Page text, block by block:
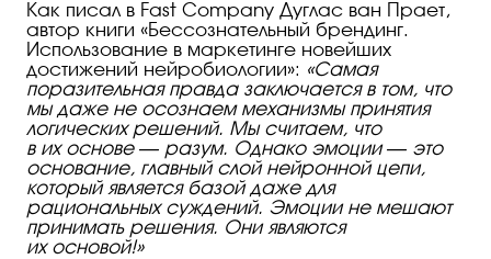
Как писал в Fast Company Дуглас ван Прает,
автор книги «Бессознательный брендинг.
Использование в маркетинге новейших
достижений нейробиологии»: «Самая
поразительная правда заключается в том, что
мы даже не осознаем механизмы принятия
логических решений. Мы считаем, что
в их основе — разум. Однако эмоции — это
основание, главный слой нейронной цепи,
который является базой даже для
рациональных суждений. Эмоции не мешают
принимать решения. Они являются
их основой!»